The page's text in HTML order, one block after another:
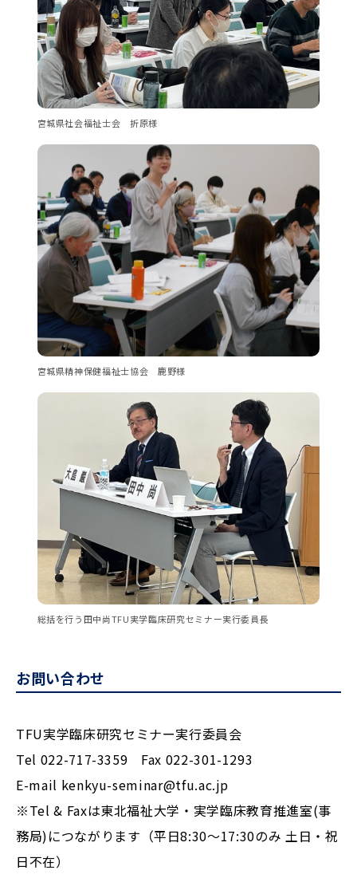
宮城県社会福祉士会 折原様
宮城県精神保健福祉士協会 鹿野様
総括を行う田中尚TFU実学臨床研究セミナー実行委員長
お問い合わせ
TFU実学臨床研究セミナー実行委員会
Tel 022-717-3359 Fax 022-301-1293
E-mail kenkyu-seminar@tfu.ac.jp
※Tel & Faxは東北福祉大学・実学臨床教育推進室(事
務局)につながります（平日8:30～17:30のみ 土日・祝
日不在）